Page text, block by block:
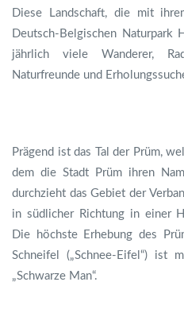
Diese Landschaft, die mit
Deutsch-Belgischen Naturpark
jährlich viele Wanderer,
Naturfreunde und
Prägend ist das Tal der Prüm,
dem die Stadt Prüm ihren
durchzieht das Gebiet der
in südlicher Richtung in einer
Die höchste Erhebung des
Schneifel („Schnee-Eifel“)
„Schwarze Man“.